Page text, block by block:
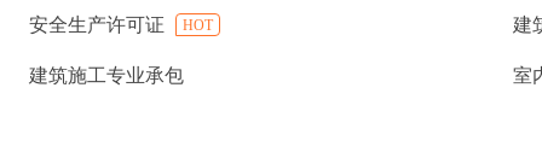
安全生产许可证 HOT 建
建筑施工专业承包 室